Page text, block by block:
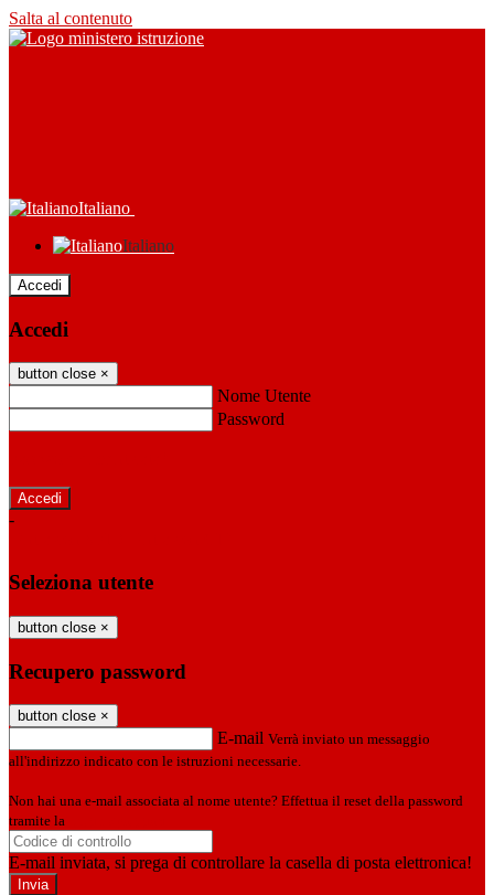
Salta al contenuto
Italiano
Italiano
Accedi
Accedi
button close ×
Nome Utente
Password
-
Seleziona utente
button close ×
Recupero password
button close ×
E-mail Verrà inviato un messaggio
all'indirizzo indicato con le istruzioni necessarie.
Non hai una e-mail associata al nome utente? Effettua il reset della password
tramite la
E-mail inviata, si prega di controllare la casella di posta elettronica!